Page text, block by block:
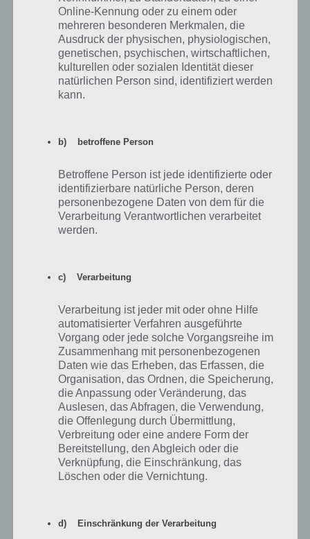
Zur Lösung
Ein Ort, an dem man sich schnell erkältet
Zur Lösung
Ein Ort, an dem vielen Leuten übel wird
Ein Ort, für den es eine Warteliste gibt
Ein Preis den man auf dem Jahrmarkt
gewinnen kann
Zur Lösung
Ein Sport, für den man einen guten
Abschlag braucht
Zur Lösung
Ein Synonym für "Restaurant"
Zur Lösung
Ein Synonym für Nerd
Zur Lösung
Ein Synonym für schlau
Zur Lösung
Ein teures Geschenk
Ein Tier mit 5 Buchstaben
Online-Kennung oder zu einem oder
mehreren besonderen Merkmalen, die
Ausdruck der physischen, physiologischen,
genetischen, psychischen, wirtschaftlichen,
kulturellen oder sozialen Identität dieser
natürlichen Person sind, identifiziert werden
kann.
b) betroffene Person
Betroffene Person ist jede identifizierte oder
identifizierbare natürliche Person, deren
personenbezogene Daten von dem für die
Verarbeitung Verantwortlichen verarbeitet
werden.
c) Verarbeitung
Verarbeitung ist jeder mit oder ohne Hilfe
automatisierter Verfahren ausgeführte
Vorgang oder jede solche Vorgangsreihe im
Zusammenhang mit personenbezogenen
Daten wie das Erheben, das Erfassen, die
Organisation, das Ordnen, die Speicherung,
die Anpassung oder Veränderung, das
Auslesen, das Abfragen, die Verwendung,
die Offenlegung durch Übermittlung,
Verbreitung oder eine andere Form der
Bereitstellung, den Abgleich oder die
Verknüpfung, die Einschränkung, das
Löschen oder die Vernichtung.
d) Einschränkung der Verarbeitung